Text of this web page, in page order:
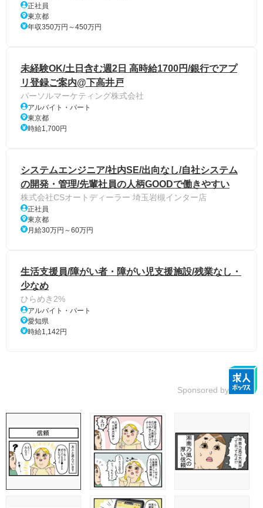
正社員
東京都
年収350万円～450万円
未経験OK/土日含む週2日 高時給1700円/銀行でアプ
リ登録ご案内@下高井戸
パーソルマーケティング株式会社
アルバイト・パート
東京都
時給1,700円
システムエンジニア/社内SE/出向なし/自社システム
の開発・管理/先輩社員の人柄GOODで働きやすい
株式会社CSオートディーラー 埼玉岩槻インター店
正社員
東京都
月給30万円～60万円
生活支援員/障がい者・障がい児支援施設/残業なし・
少なめ
ひらめき2%
アルバイト・パート
愛知県
時給1,142円
Sponsored by